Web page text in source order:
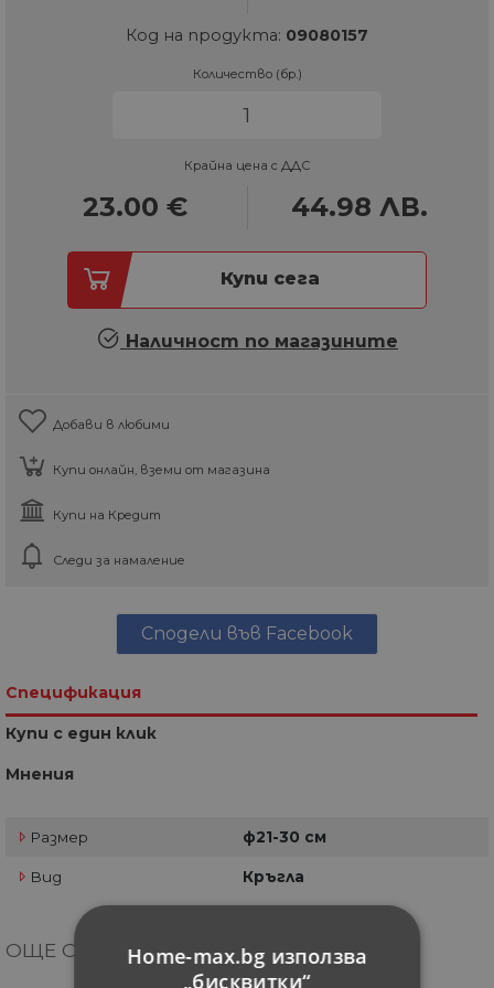
Код на продукта: 09080157
Количество (бр.)
Крайна цена с ДДС
23.00 € 44.98 ЛВ.
Купи сега
Наличност по магазините
Добави в любими
Купи онлайн, вземи от магазина
Купи на Кредит
Следи за намаление
Сподели във Facebook
Спецификация
Купи с един клик
Мнения
Размер ф21-30 см
Вид Кръгла
ОЩЕ ОТ КАТЕГОРИЯТАHome-max.bg използва
„бисквитки“